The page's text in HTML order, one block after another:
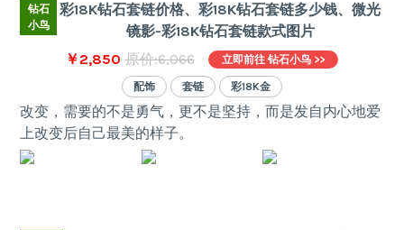
钻石
小鸟
彩18K钻石套链价格、彩18K钻石套链多少钱、微光
镜影-彩18K钻石套链款式图片
￥2,850 原价:6,066 立即前往 钻石小鸟 >>
配饰 套链 彩18K金
改变，需要的不是勇气，更不是坚持，而是发自内心地爱
上改变后自己最美的样子。